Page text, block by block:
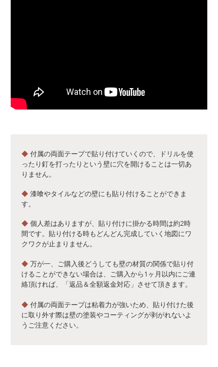
◆ 付属の両面テープで貼り付けていくので、ドリルを使
ったり釘を打ったりという壁に穴を開けることは一切あ
りません。
◆ 漆喰やタイルなどの壁にも貼り付けることができま
す。
◆ 個人差はありますが、貼り付けに掛かる時間は約2時
間です。貼り付ける時もどんどん完成していく地図にワ
クワクが止まりません。
◆ 万が一、ご購入後どうしても壁の材質の関係で貼り付
けることができない場合は、ご購入から1ヶ月以内にご連
絡頂ければ、「返品＆全額返金対応」させて頂きます。
◆ 付属の両面テープは粘着力が強いため、貼り付けた後
に取り外す際は壁の塗装やコーティングが剥がれないよ
うご注意ください。